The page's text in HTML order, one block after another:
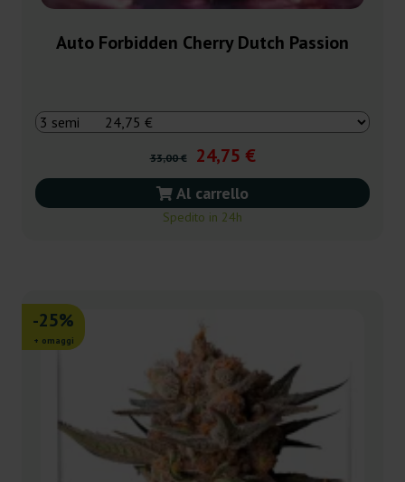
Auto Forbidden Cherry Dutch Passion
33,00 € 24,75 €
Al carrello
Spedito in 24h
-25%
+ omaggi